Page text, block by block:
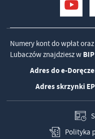
Numery kont do wpłat
Lubaczów znajdziesz w BIP
Adres do e-
Adres skrzynki
Polityka